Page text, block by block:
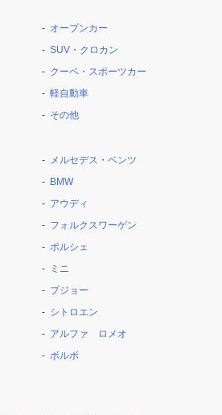
オープンカー
SUV・クロカン
クーペ・スポーツカー
軽自動車
その他
メルセデス・ベンツ
BMW
アウディ
フォルクスワーゲン
ポルシェ
ミニ
プジョー
シトロエン
アルファ ロメオ
ボルボ